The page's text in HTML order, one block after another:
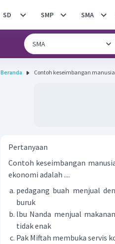
SD SMP SMA
Beranda Contoh keseimbangan
Pertanyaan
Contoh keseimbangan
ekonomi adalah ....
pedagang buah menjual
buruk
lbu Nanda menjual
tidak enak
Pak Miftah membuka servis